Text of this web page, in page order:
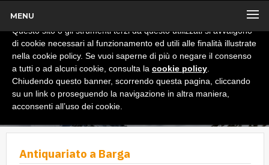
MENU
Antiquariato a Barga
x
Informativa
Questo sito o gli strumenti terzi da questo utilizzati si avvalgono
di cookie necessari al funzionamento ed utili alle finalità illustrate
nella cookie policy. Se vuoi saperne di più o negare il consenso
a tutti o ad alcuni cookie, consulta la cookie policy
Chiudendo questo banner, scorrendo questa pagina, cliccando
su un link o proseguendo la navigazione in altra maniera,
acconsenti all’uso dei cookie.